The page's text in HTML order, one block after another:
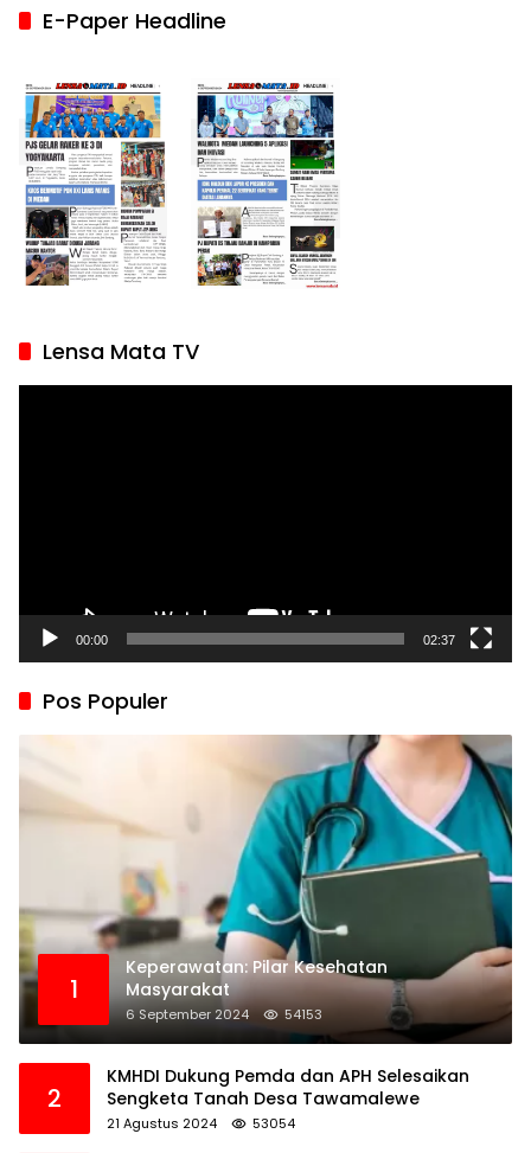
E-Paper Headline
Lensa Mata TV
00:00 02:37
Pos Populer
1
Keperawatan: Pilar Kesehatan
Masyarakat
6 September 2024 54153
2
KMHDI Dukung Pemda dan APH Selesaikan
Sengketa Tanah Desa Tawamalewe
21 Agustus 2024 53054